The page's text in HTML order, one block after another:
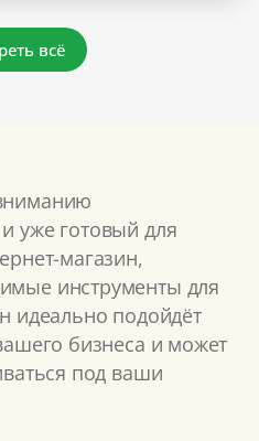
всё
уже готовый для
магазин,
инструменты для
идеально подойдёт
бизнеса и может
под ваши